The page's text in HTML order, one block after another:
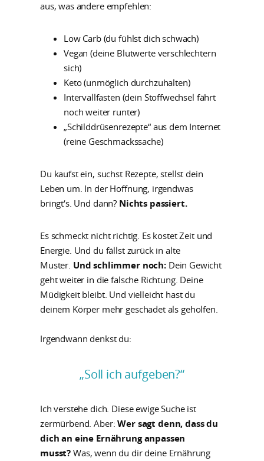
aus, was andere empfehlen:
Low Carb (du fühlst dich schwach)
Vegan (deine Blutwerte verschlechtern
sich)
Keto (unmöglich durchzuhalten)
Intervallfasten (dein Stoffwechsel fährt
noch weiter runter)
„Schilddrüsenrezepte“ aus dem Internet
(reine Geschmackssache)
Du kaufst ein, suchst Rezepte, stellst dein
Leben um. In der Hoffnung, irgendwas
bringt‘s. Und dann? Nichts passiert.
Es schmeckt nicht richtig. Es kostet Zeit und
Energie. Und du fällst zurück in alte
Muster. Und schlimmer noch: Dein Gewicht
geht weiter in die falsche Richtung. Deine
Müdigkeit bleibt. Und vielleicht hast du
deinem Körper mehr geschadet als geholfen.
Irgendwann denkst du:
„Soll ich aufgeben?“
Ich verstehe dich. Diese ewige Suche ist
zermürbend. Aber:Wer sagt denn, dass du
dich an eine Ernährung anpassen
musst? Was, wenn du dir deine Ernährung